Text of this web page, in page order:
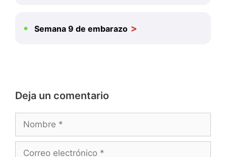
Semana 9 de embarazo
Deja un comentario
Nombre
Correo